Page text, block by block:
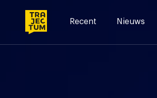
Recent Nieuws